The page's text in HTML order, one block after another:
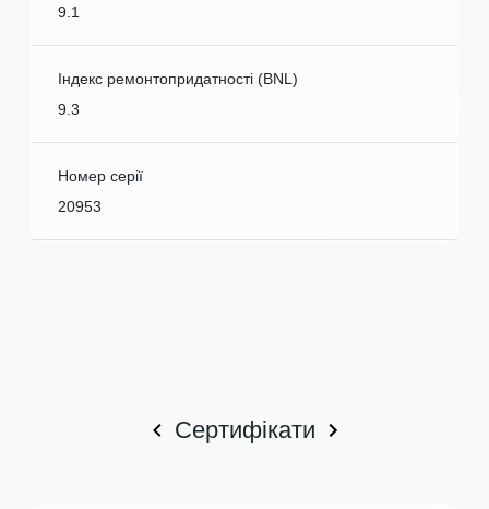
9.1
Індекс ремонтопридатності (BNL)
9.3
Номер серії
20953
Сертифікати